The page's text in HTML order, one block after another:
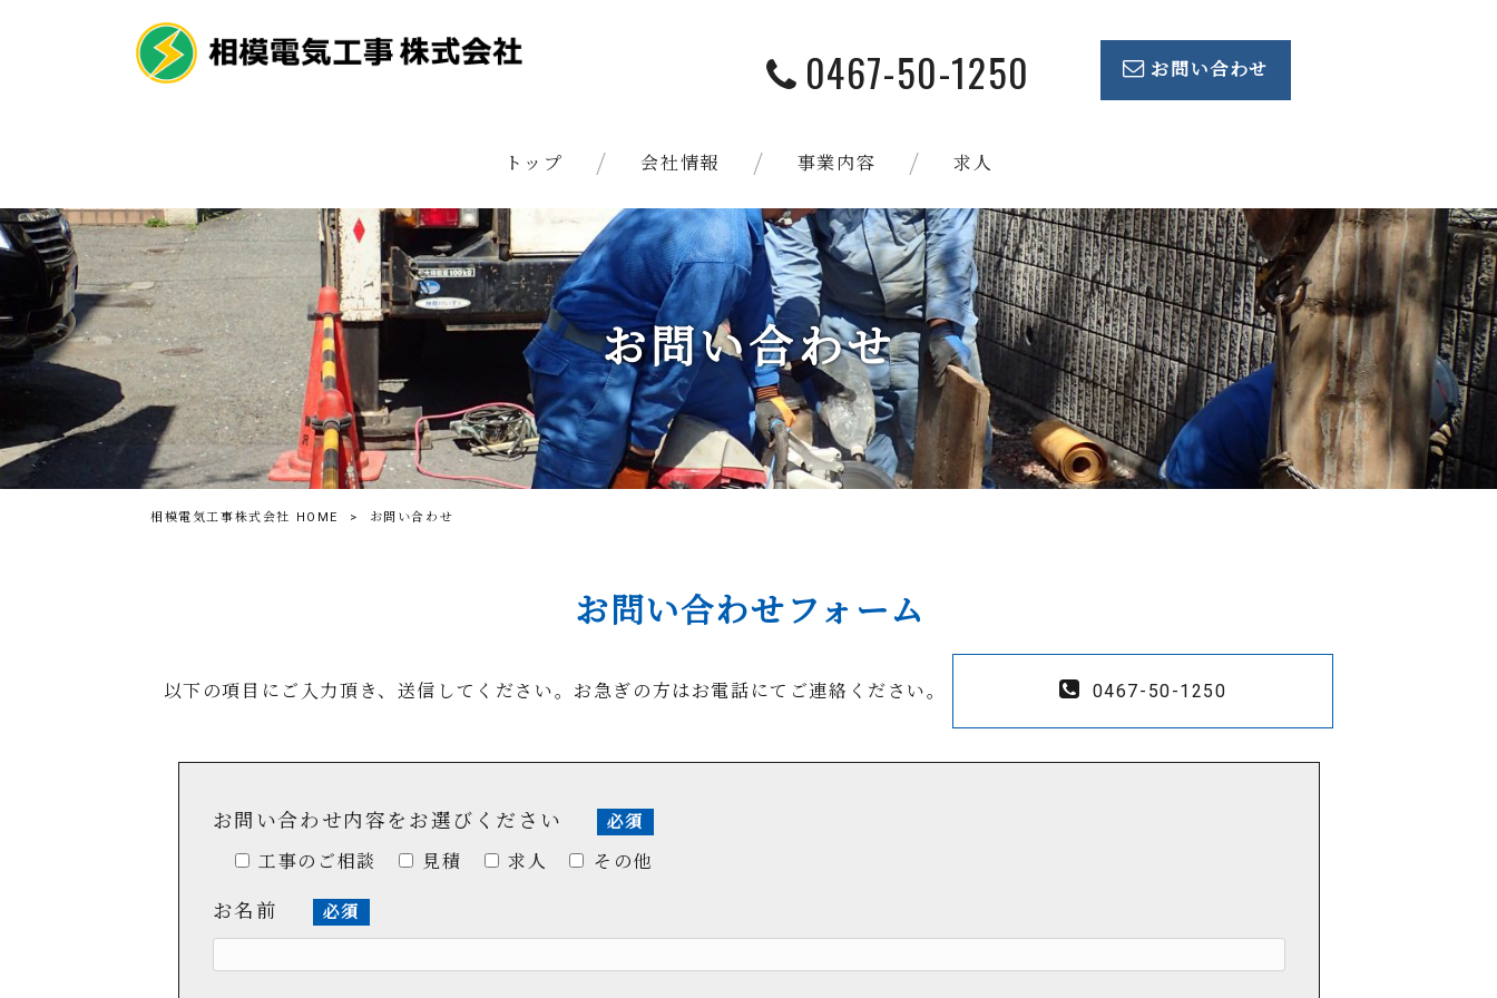
0467-50-1250 お問い合わせ
トップ 会社情報 事業内容 求人
お問い合わせ
相模電気工事株式会社 HOME > お問い合わせ
お問い合わせフォーム
以下の項目にご入力頂き、送信してください。お急ぎの方はお電話にてご連絡ください。 0467-50-1250
お問い合わせ内容をお選びください 必須
工事のご相談 見積 求人 その他
お名前 必須